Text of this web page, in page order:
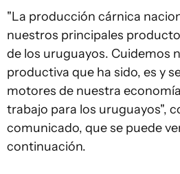
"La producción cárnica
nuestros principales
de los uruguayos. Cuidemos
productiva que ha sido, es y
motores de nuestra
trabajo para los uruguayos",
comunicado, que se puede
continuación.